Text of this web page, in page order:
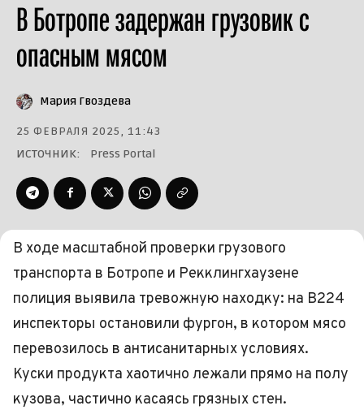
В Ботропе задержан грузовик с
опасным мясом
Мария Гвоздева
25 ФЕВРАЛЯ 2025, 11:43
ИСТОЧНИК:
Press Portal
В ходе масштабной проверки грузового
транспорта в Ботропе и Рекклингхаузене
полиция выявила тревожную находку: на B224
инспекторы остановили фургон, в котором мясо
перевозилось в антисанитарных условиях.
Куски продукта хаотично лежали прямо на полу
кузова, частично касаясь грязных стен.